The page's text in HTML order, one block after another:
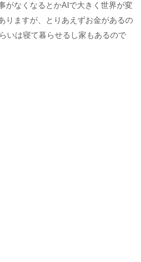
がなくなるとかAIで大きく世界が変
りますが、とりあえずお金があるの
いは寝て暮らせるし家もあるので